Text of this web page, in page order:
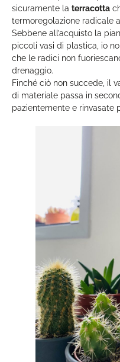
sicuramente la terracotta
termoregolazione radicale
Sebbene all’acquisto la
piccoli vasi di plastica, io
che le radici non
drenaggio.
Finché ciò non succede, il
di materiale passa in
pazientemente e rinvasate